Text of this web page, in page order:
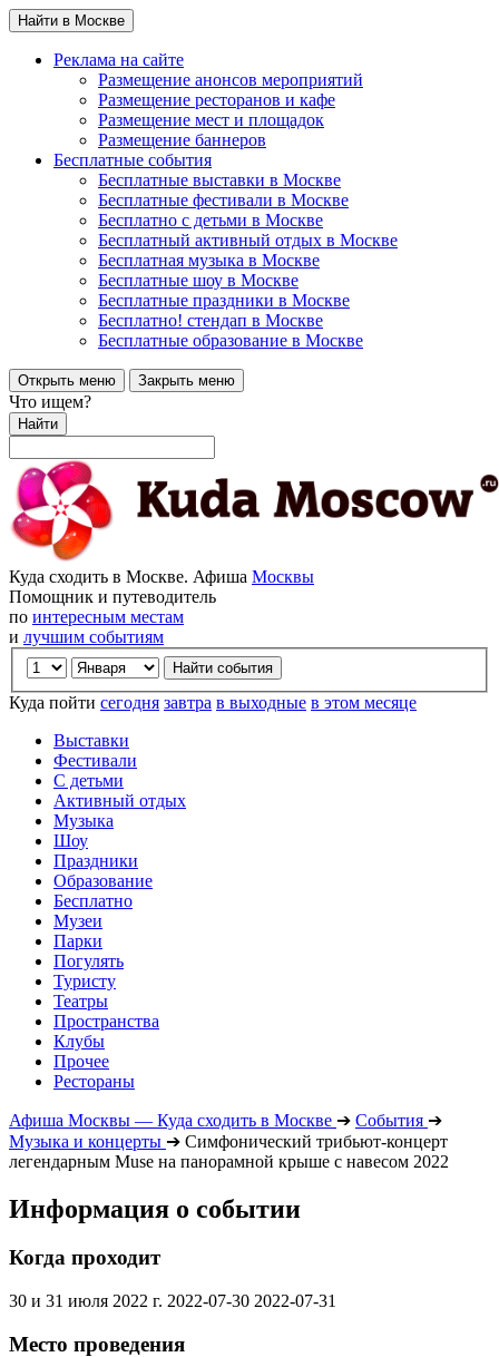
Найти в Москве
Реклама на сайте
Размещение анонсов мероприятий
Размещение ресторанов и кафе
Размещение мест и площадок
Размещение баннеров
Бесплатные события
Бесплатные выставки в Москве
Бесплатные фестивали в Москве
Бесплатно с детьми в Москве
Бесплатный активный отдых в Москве
Бесплатная музыка в Москве
Бесплатные шоу в Москве
Бесплатные праздники в Москве
Бесплатно! стендап в Москве
Бесплатные образование в Москве
Открыть меню Закрыть меню
Что ищем?
Найти
Куда сходить в Москве. Афиша Москвы
Помощник и путеводитель
по интересным местам
и лучшим событиям
Куда пойти сегодня завтра в выходные в этом месяце
Выставки
Фестивали
С детьми
Активный отдых
Музыка
Шоу
Праздники
Образование
Бесплатно
Музеи
Парки
Погулять
Туристу
Театры
Пространства
Клубы
Прочее
Рестораны
Афиша Москвы — Куда сходить в Москве ➔ События ➔
Музыка и концерты ➔ Симфонический трибьют-концерт
легендарным Muse на панорамной крыше с навесом 2022
Информация о событии
Когда проходит
30 и 31 июля 2022 г. 2022-07-30 2022-07-31
Место проведения